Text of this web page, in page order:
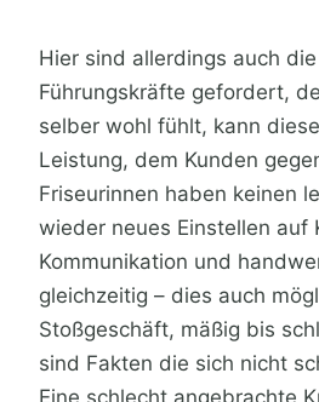
Hier sind allerdings auch
Führungskräfte gefordert,
selber wohl fühlt, kann
Leistung, dem Kunden
Friseurinnen haben keinen
wieder neues Einstellen auf
Kommunikation und
gleichzeitig – dies auch
Stoßgeschäft, mäßig bis
sind Fakten die sich nicht